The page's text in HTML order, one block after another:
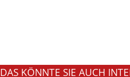
DAS KÖNNTE SIE AUCH